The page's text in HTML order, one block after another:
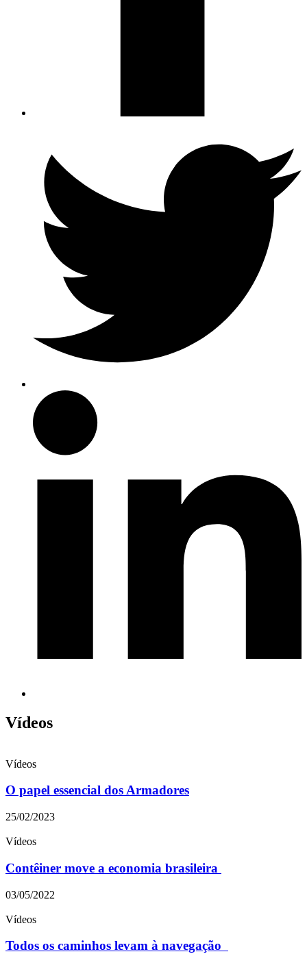
Vídeos
Vídeos
O papel essencial dos Armadores
25/02/2023
Vídeos
Contêiner move a economia brasileira
03/05/2022
Vídeos
Todos os caminhos levam à navegação